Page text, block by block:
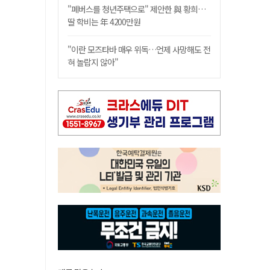
"폐버스를 청년주택으로" 제안한 與 황희…
딸 학비는 年 4200만원
"이란 모즈타바 매우 위독…언제 사망해도 전
혀 놀랍지 않아"